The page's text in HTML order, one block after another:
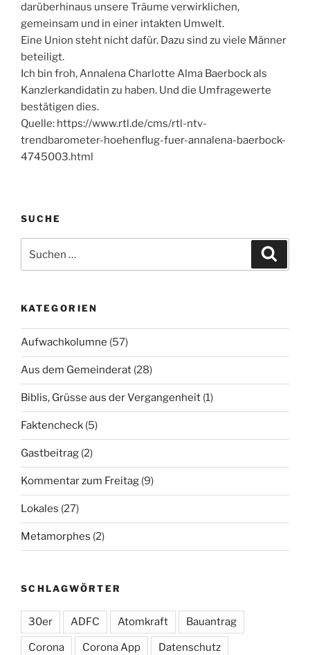
darüberhinaus unsere Träume verwirklichen,
gemeinsam und in einer intakten Umwelt.
Eine Union steht nicht dafür. Dazu sind zu viele Männer
beteiligt.
Ich bin froh, Annalena Charlotte Alma Baerbock als
Kanzlerkandidatin zu haben. Und die Umfragewerte
bestätigen dies.
Quelle: https://www.rtl.de/cms/rtl-ntv-
trendbarometer-hoehenflug-fuer-annalena-baerbock-
4745003.html
SUCHE
nach:
KATEGORIEN
Aufwachkolumne (57)
Aus dem Gemeinderat (28)
Biblis, Grüsse aus der Vergangenheit (1)
Faktencheck (5)
Gastbeitrag (2)
Kommentar zum Freitag (9)
Lokales (27)
Metamorphes (2)
SCHLAGWÖRTER
30er ADFC Atomkraft Bauantrag
Corona Corona App Datenschutz